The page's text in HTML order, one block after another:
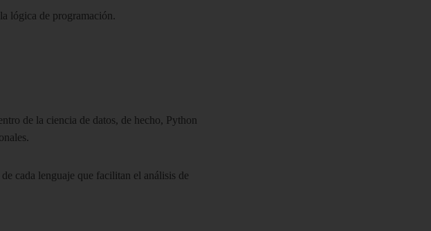
lógica de programación.
de la ciencia de datos, de hecho, Python
cada lenguaje que facilitan el análisis de